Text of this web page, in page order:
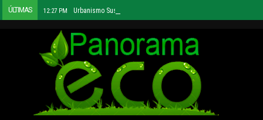
ÚLTIMAS 12:27 PM Urbanismo Sustentável e Infraestrutura Social